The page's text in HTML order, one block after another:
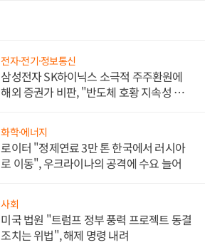
전자·전기·정보통신
삼성전자 SK하이닉스 소극적 주주환원에
해외 증권가 비판, "반도체 호황 지속성 의
화학·에너지
로이터 "정제연료 3만 톤 한국에서 러시아
로 이동", 우크라이나의 공격에 수요 늘어
사회
미국 법원 "트럼프 정부 풍력 프로젝트 동결
조치는 위법", 해제 명령 내려